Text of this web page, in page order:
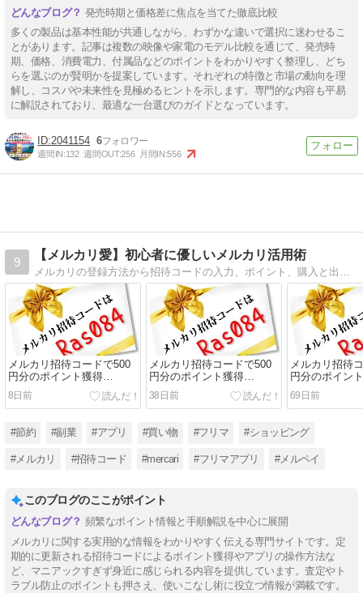
発売時期と価格差に焦点を当てた徹底比較
多くの製品は基本性能が共通しながら、わずかな違いで選択に迷わせるこ
とがあります。記事は複数の映像や家電のモデル比較を通じて、発売時
期、価格、消費電力、付属品などのポイントをわかりやすく整理し、どち
らを選ぶのが賢明かを提案しています。それぞれの特徴と市場の動向を理
解し、コスパや未来性を見極めるヒントを示します。専門的な内容も平易
に解説されており、最適な一台選びのガイドとなっています。
2041154 6
週間IN:132 週間OUT:256 月間IN:556
9
【メルカリ愛】初心者に優しいメルカリ活用術
メルカリ招待コードで500
円分のポイント獲得
【Ras084】2026年8月最新
版
8日前
メルカリ招待コードで500
円分のポイント獲得
【Ras084】2026年7月最新
版
38日前
メルカリ招待
円分のポイン
【Ras084】
版
69日前
#節約 #副業 #アプリ #買い物 #フリマ #ショッピング
#メルカリ #招待コード #mercari #フリマアプリ #メルペイ
このブログのここがポイント
頻繁なポイント情報と手順解説を中心に展開
メルカリに関する実用的な情報をわかりやすく伝える専門サイトです。定
期的に更新される招待コードによるポイント獲得やアプリの操作方法な
ど、マニアックすぎず身近に感じられる内容を提供しています。査定やト
ラブル防止のポイントも押さえ、使いこなし術に役立つ情報が満載です。